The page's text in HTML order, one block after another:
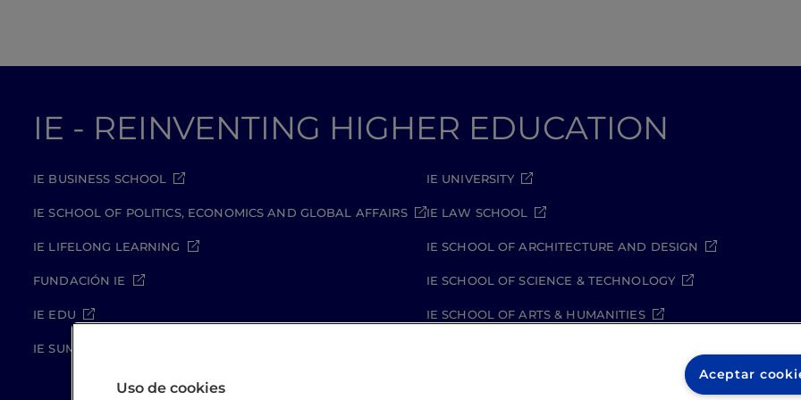
IE - REINVENTING HIGHER EDUCATION
IE BUSINESS SCHOOL
IE SCHOOL OF POLITICS, ECONOMICS AND GLOBAL AFFAIRS
IE LIFELONG LEARNING
FUNDACIÓN IE
IE EDU
IE SUMMER SCHOOL
IE UNIVERSITY
IE LAW SCHOOL
IE SCHOOL OF ARCHITECTURE AND DESIGN
IE SCHOOL OF SCIENCE & TECHNOLOGY
IE SCHOOL OF ARTS & HUMANITIES
Uso de cookies
Aceptar